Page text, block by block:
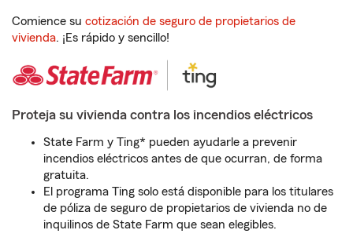
Comience su cotización de seguro de propietarios de
vivienda. ¡Es rápido y sencillo!
Proteja su vivienda contra los incendios eléctricos
State Farm y Ting* pueden ayudarle a prevenir
incendios eléctricos antes de que ocurran, de forma
gratuita.
El programa Ting solo está disponible para los titulares
de póliza de seguro de propietarios de vivienda no de
inquilinos de State Farm que sean elegibles.